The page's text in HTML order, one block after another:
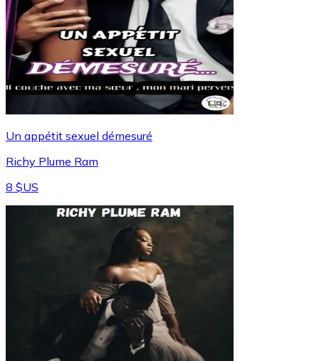
Un appétit sexuel démesuré
Richy Plume Ram
8 $US